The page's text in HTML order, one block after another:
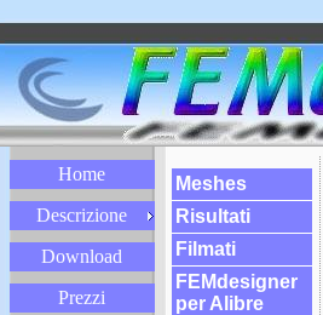
Home
Descrizione
Download
Prezzi
Meshes
Risultati
Filmati
FEMdesigner
per Alibre